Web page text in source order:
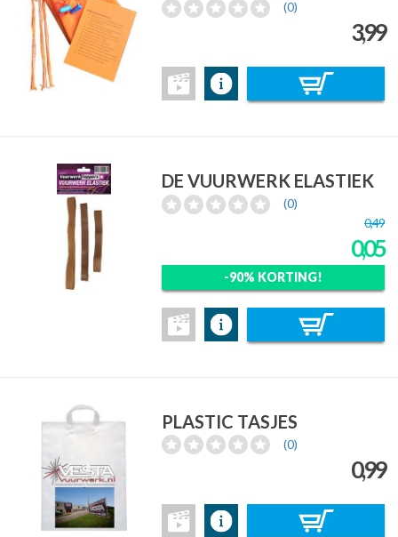
(0)
3,99
DE VUURWERK ELASTIEK
(0)
0,49
0,05
-90% KORTING!
PLASTIC TASJES
(0)
0,99